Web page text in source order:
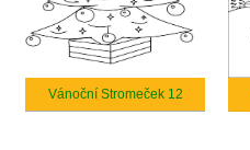
Vánoční Stromeček 12